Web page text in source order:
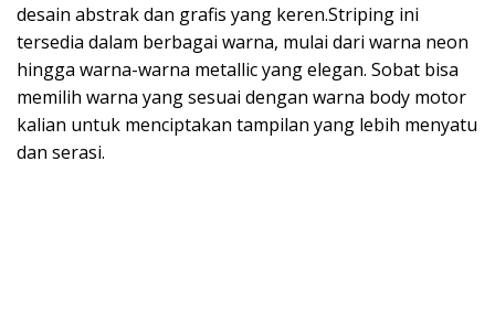
desain abstrak dan grafis yang keren.Striping ini
tersedia dalam berbagai warna, mulai dari warna neon
hingga warna-warna metallic yang elegan. Sobat bisa
memilih warna yang sesuai dengan warna body motor
kalian untuk menciptakan tampilan yang lebih menyatu
dan serasi.